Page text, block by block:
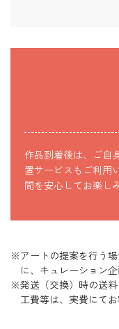
作品到着後は、ご自
置サービスもご利用
間を安心してお楽し
アートの提案を行う
に、キュレーション
発送（交換）時の送
工費等は、実費にてお